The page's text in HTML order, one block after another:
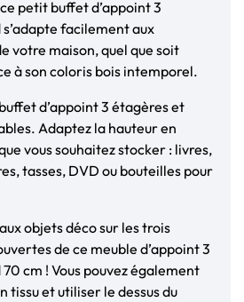
petit buffet d’appoint 3
facilement aux
votre maison, quel que soit
à son coloris bois intemporel.
d’appoint 3 étagères et
Adaptez la hauteur en
vous souhaitez stocker : livres,
tasses, DVD ou bouteilles pour
objets déco sur les trois
de ce meuble d’appoint 3
cm ! Vous pouvez également
tissu et utiliser le dessus du